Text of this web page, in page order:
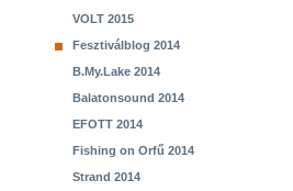
VOLT 2015
Fesztiválblog 2014
B.My.Lake 2014
Balatonsound 2014
EFOTT 2014
Fishing on Orfű 2014
Strand 2014